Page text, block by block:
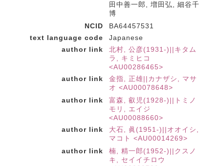
田中善一郎, 増田弘, 細谷千
博
NCID
BA64457531
text language code
Japanese
author link
北村, 公彦(1931-)||キタム
ラ, キミヒコ
<AU00286465>
author link
金指, 正雄||カナザシ, マサ
オ <AU00078648>
author link
富森, 叡児(1928-)||トミノ
モリ, エイジ
<AU00088660>
author link
大石, 眞(1951-)||オオイシ,
マコト <AU00014269>
author link
楠, 精一郎(1952-)||クスノ
キ, セイイチロウ